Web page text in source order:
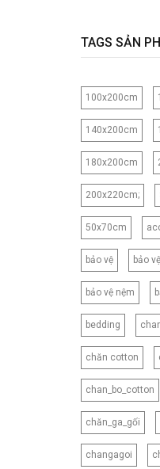
120X150CM
120X200CM
130X160CM
130X180CM
135X200CM
140X200CM
150X200CM
150X210CM
160X200CM
160X210CM
165CM
173X218CM
180X200CM
180X220CM
180X230CM
180X260CM
200X210CM
200X220CM
TAGS SẢN
100x200cm
140x200cm
180x200cm
200x220cm;
50x70cm
bảo vệ bảo
bảo vệ nệm
bedding
chăn cotton
chan_bo_cotton
chăn_ga_gối
changagoi